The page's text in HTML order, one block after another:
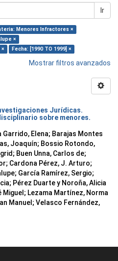
Ir
Menores Infractores ×
×
Fecha: [1990 TO 1999] ×
Mostrar filtros avanzados
Jurídicas.
sobre menores.
Elena; Barajas Montes
Joaquín; Bossio Rotondo,
Buen Unna, Carlos de;
Cardona Pérez, J. Arturo;
García Ramírez, Sergio;
Pérez Duarte y Noroña, Alicia
Miguel; Lezama Martínez, Norma
Manuel; Velasco Fernández,